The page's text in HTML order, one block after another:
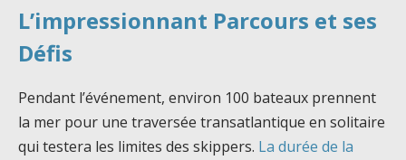
L’impressionnant Parcours et ses
Défis
Pendant l’événement, environ 100 bateaux prennent
la mer pour une traversée transatlantique en solitaire
qui testera les limites des skippers. La durée de la